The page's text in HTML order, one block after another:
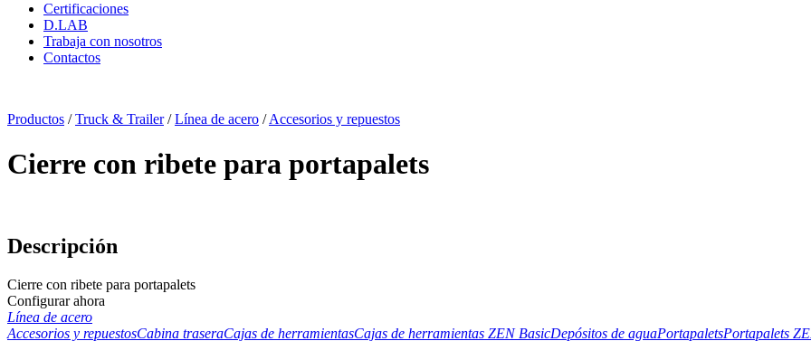
Certificaciones
D.LAB
Trabaja con nosotros
Contactos
Productos /Truck & Trailer/Línea de acero /Accesorios y repuestos
Cierre con ribete para portapalets
Descripción
Cierre con ribete para portapalets
Configurar ahora
Línea de acero
Accesorios y repuestosCabina traseraCajas de herramientasCajas de herramientas ZEN BasicDepósitos de aguaPortapaletsPortapalets